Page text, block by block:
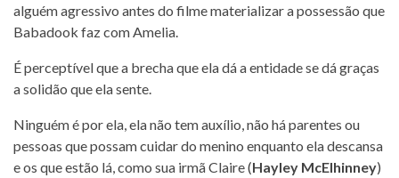
alguém agressivo antes do filme materializar a possessão que
Babadook faz com Amelia.
É perceptível que a brecha que ela dá a entidade se dá graças
a solidão que ela sente.
Ninguém é por ela, ela não tem auxílio, não há parentes ou
pessoas que possam cuidar do menino enquanto ela descansa
e os que estão lá, como sua irmã Claire (Hayley McElhinney)